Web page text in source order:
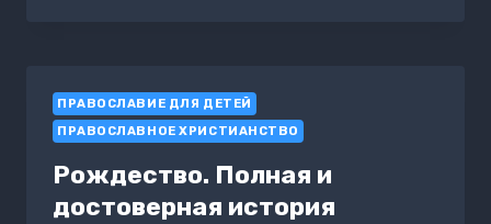
ДНЕЙ
ПРАВОСЛАВИЕ ДЛЯ ДЕТЕЙ
ПРАВОСЛАВНОЕ ХРИСТИАНСТВО
Рождество. Полная и
достоверная история